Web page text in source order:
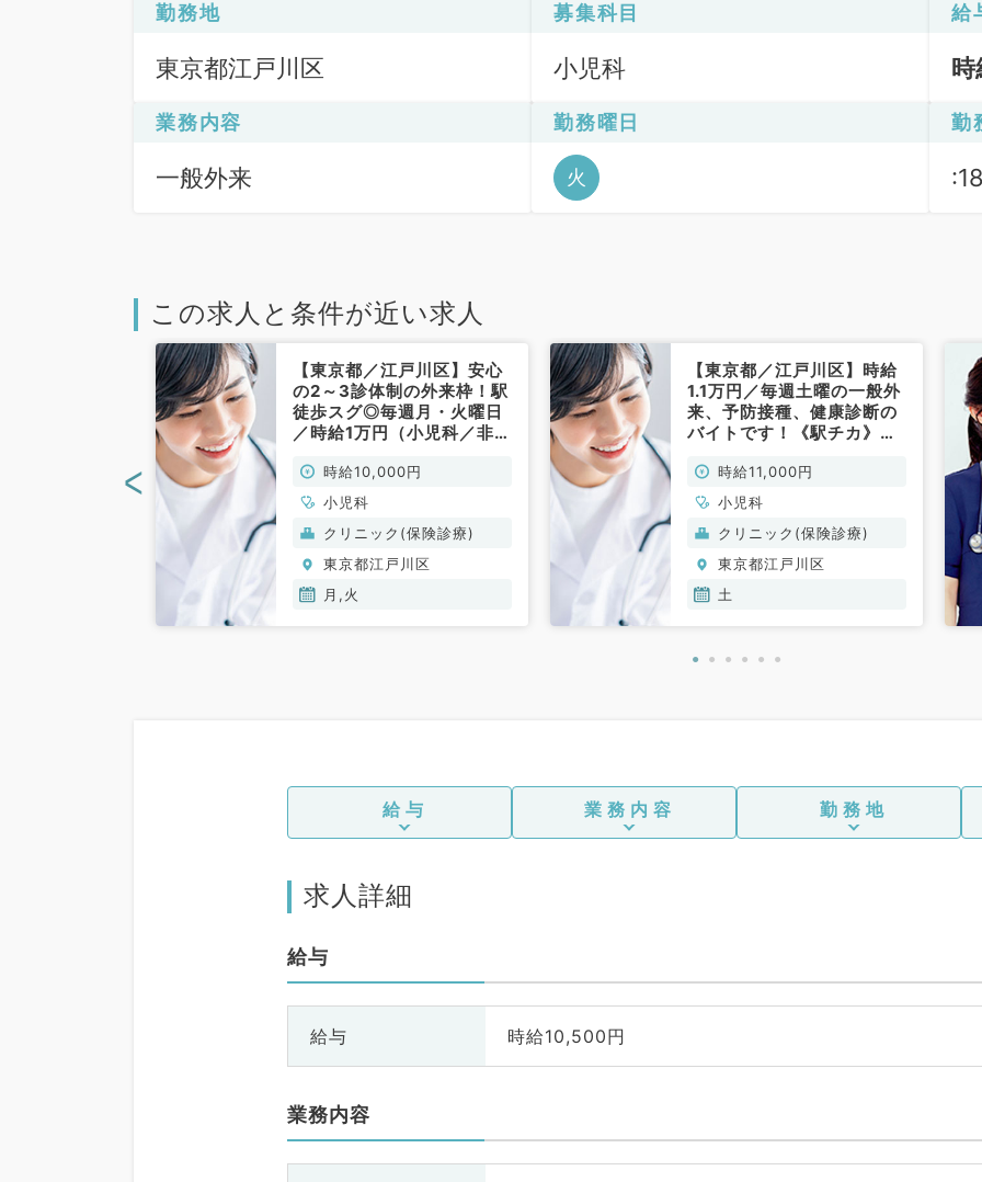
勤務地
東京都江戸川区
募集科目
小児科
給
業務内容
一般外来
勤務曜日
火
勤
この求人と条件が近い求人
【東京都／江戸川区】安心
の2～3診体制の外来枠！駅
徒歩スグ◎毎週月・火曜日
／時給1万円（小児科／非常
時給10,000円
小児科
クリニック(保険診療)
東京都江戸川区
月,火
【東京都／江戸川区】時給
1.1万円／毎週土曜の一般外
来、予防接種、健康診断の
バイトです！《駅チカ》ア
常勤）時給11,000円
小児科
クリニック(保険診療)
東京都江戸川区
土
<
給与 業務内容 勤務地
求人詳細
給与
給与 時給10,500円
業務内容